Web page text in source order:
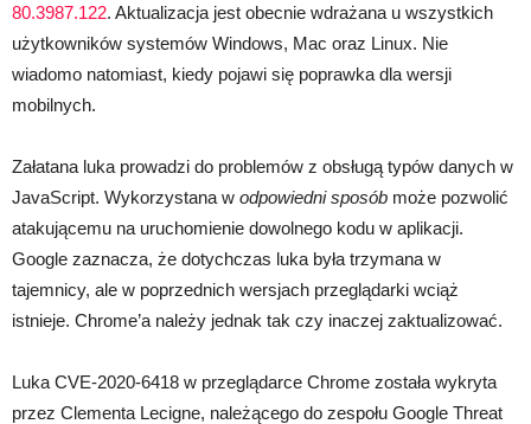
80.3987.122. Aktualizacja jest obecnie wdrażana u wszystkich
użytkowników systemów Windows, Mac oraz Linux. Nie
wiadomo natomiast, kiedy pojawi się poprawka dla wersji
mobilnych.
Załatana luka prowadzi do problemów z obsługą typów danych w
JavaScript. Wykorzystana w odpowiedni sposób może pozwolić
atakującemu na uruchomienie dowolnego kodu w aplikacji.
Google zaznacza, że dotychczas luka była trzymana w
tajemnicy, ale w poprzednich wersjach przeglądarki wciąż
istnieje. Chrome’a należy jednak tak czy inaczej zaktualizować.
Luka CVE-2020-6418 w przeglądarce Chrome została wykryta
przez Clementa Lecigne, należącego do zespołu Google Threat